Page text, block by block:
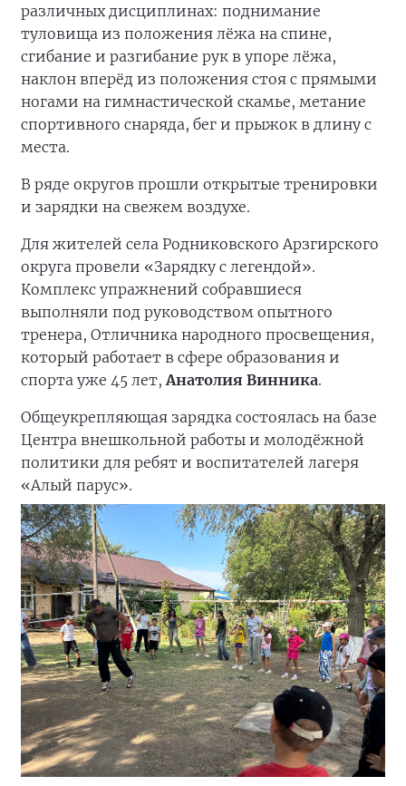
различных дисциплинах: поднимание
туловища из положения лёжа на спине,
сгибание и разгибание рук в упоре лёжа,
наклон вперёд из положения стоя с прямыми
ногами на гимнастической скамье, метание
спортивного снаряда, бег и прыжок в длину с
места.
В ряде округов прошли открытые тренировки
и зарядки на свежем воздухе.
Для жителей села Родниковского Арзгирского
округа провели «Зарядку с легендой».
Комплекс упражнений собравшиеся
выполняли под руководством опытного
тренера, Отличника народного просвещения,
который работает в сфере образования и
спорта уже 45 лет, Анатолия Винника.
Общеукрепляющая зарядка состоялась на базе
Центра внешкольной работы и молодёжной
политики для ребят и воспитателей лагеря
«Алый парус».